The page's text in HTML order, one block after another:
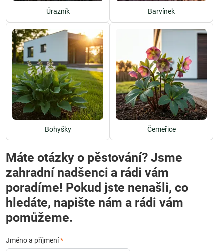
Úrazník Barvínek
Bohyšky Čemeřice
Máte otázky o pěstování? Jsme
zahradní nadšenci a rádi vám
poradíme! Pokud jste nenašli, co
hledáte, napište nám a rádi vám
pomůžeme.
Jméno a příjmení*